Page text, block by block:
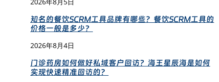
知名的餐饮SCRM工具品牌有哪些？餐饮SCRM工具的
价格一般是多少？
2026年8月4日
门诊药房如何做好私域客户回访？海王星辰海是如何
实现快速精准回访的？